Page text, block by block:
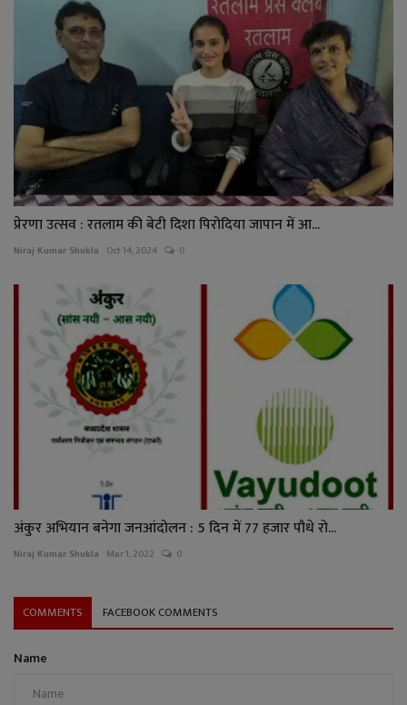
प्रेरणा उत्सव : रतलाम की बेटी दिशा पिरोदिया जापान में आ...
Niraj Kumar Shukla Oct 14, 2024 0
अंकुर अभियान बनेगा जनआंदोलन : 5 दिन में 77 हजार पौधे रो...
Niraj Kumar Shukla Mar 1, 2022 0
COMMENTS FACEBOOK COMMENTS
Name